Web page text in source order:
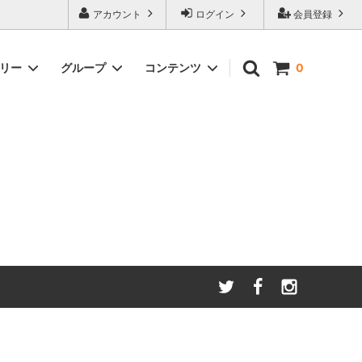
会員登録
ログイン
アカウント
0
ー グループ コンテンツ